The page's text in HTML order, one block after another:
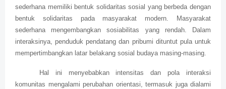
sederhana memiliki bentuk solidaritas sosial yang berbeda dengan
bentuk solidaritas pada masyarakat modern. Masyarakat
sederhana mengembangkan sosiabilitas yang rendah. Dalam
interaksinya, penduduk pendatang dan pribumi dituntut pula untuk
mempertimbangkan latar belakang sosial budaya masing-masing.
Hal ini menyebabkan intensitas dan pola interaksi
komunitas mengalami perubahan orientasi, termasuk juga dialami